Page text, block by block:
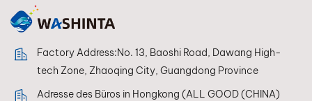
eine dauerhafte
Grundlage für eine
dauerhafte
Lackleistung.
Lackleistung.
Factory Address:No. 13, Baoshi Road, Dawang High-
tech Zone, Zhaoqing City, Guangdong Province
Adresse des Büros in Hongkong (ALL GOOD (CHINA)